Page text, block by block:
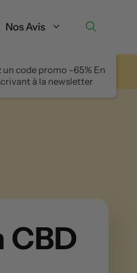
Nos Avis
un code promo -65% En
à la newsletter